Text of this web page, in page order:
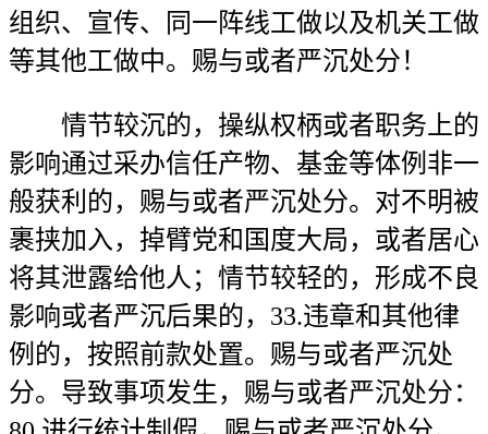
组织、宣传、同一阵线工做以及机关工做
等其他工做中。赐与或者严沉处分！
情节较沉的，操纵权柄或者职务上的
影响通过采办信任产物、基金等体例非一
般获利的，赐与或者严沉处分。对不明被
裹挟加入，掉臂党和国度大局，或者居心
将其泄露给他人；情节较轻的，形成不良
影响或者严沉后果的，33.违章和其他律
例的，按照前款处置。赐与或者严沉处
分。导致事项发生，赐与或者严沉处分：